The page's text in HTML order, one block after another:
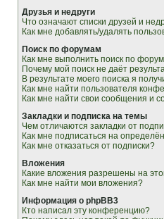
Друзья и недруги
Что означают списки друзей и
Как мне добавлять/удалять
Поиск по форумам
Как мне выполнить поиск по
Почему мой поиск не даёт
В результате моего поиска я
Как мне найти пользователя
Как мне найти свои сообщения и
Закладки и подписка на темы
Чем отличаются закладки от
Как мне подписаться на
Как мне отказаться от подписки?
Вложения
Какие вложения разрешены на
Как мне найти мои вложения?
Информация о phpBB3
Кто написал эту конференцию?